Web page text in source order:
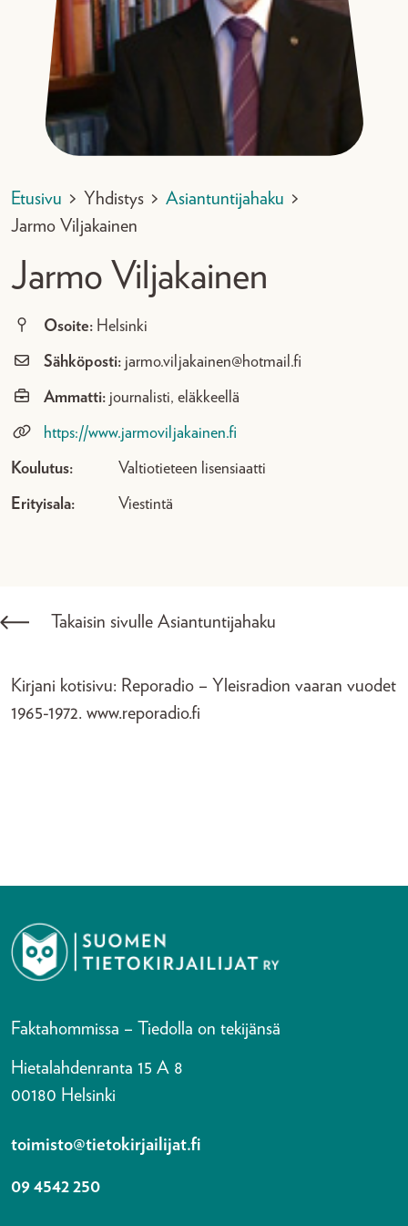
Etusivu > Yhdistys > Asiantuntijahaku >
Jarmo Viljakainen
Jarmo Viljakainen
Osoite: Helsinki
Sähköposti: jarmo.viljakainen@hotmail.fi
Ammatti: journalisti, eläkkeellä
https://www.jarmoviljakainen.fi
Koulutus: Valtiotieteen lisensiaatti
Erityisala: Viestintä
Takaisin sivulle Asiantuntijahaku
Kirjani kotisivu: Reporadio – Yleisradion vaaran vuodet
1965-1972. www.reporadio.fi
Faktahommissa – Tiedolla on tekijänsä
Hietalahdenranta 15 A 8
00180 Helsinki
toimisto@tietokirjailijat.fi
09 4542 250